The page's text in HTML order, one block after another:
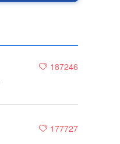
187246
177727